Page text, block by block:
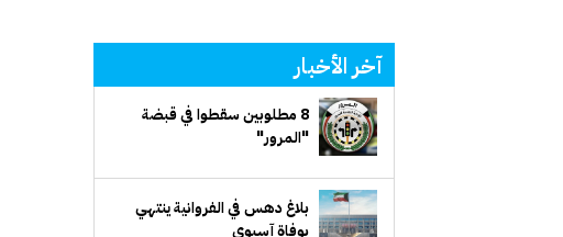
آخر الأخبار
8 مطلوبين سقطوا في قبضة
"المرور"
بلاغ دهس في الفروانية ينتهي
بوفاة آسيوي